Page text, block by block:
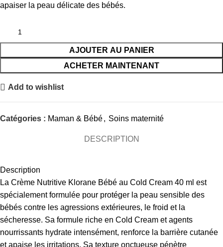
apaiser la peau délicate des bébés.
AJOUTER AU PANIER
ACHETER MAINTENANT
Add to wishlist
Catégories : Maman & Bébé, Soins maternité
DESCRIPTION
Description
La Crème Nutritive Klorane Bébé au Cold Cream 40 ml est
spécialement formulée pour protéger la peau sensible des
bébés contre les agressions extérieures, le froid et la
sécheresse. Sa formule riche en Cold Cream et agents
nourrissants hydrate intensément, renforce la barrière cutanée
et apaise les irritations. Sa texture onctueuse pénètre